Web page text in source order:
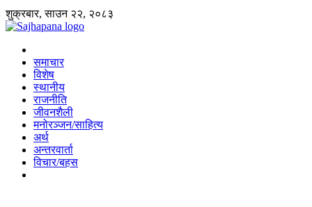
शुक्रबार, साउन २२, २०८३
समाचार
विशेष
स्थानीय
राजनीति
जीवनशैली
मनोरञ्जन/साहित्य
अर्थ
अन्तरवार्ता
विचार/बहस